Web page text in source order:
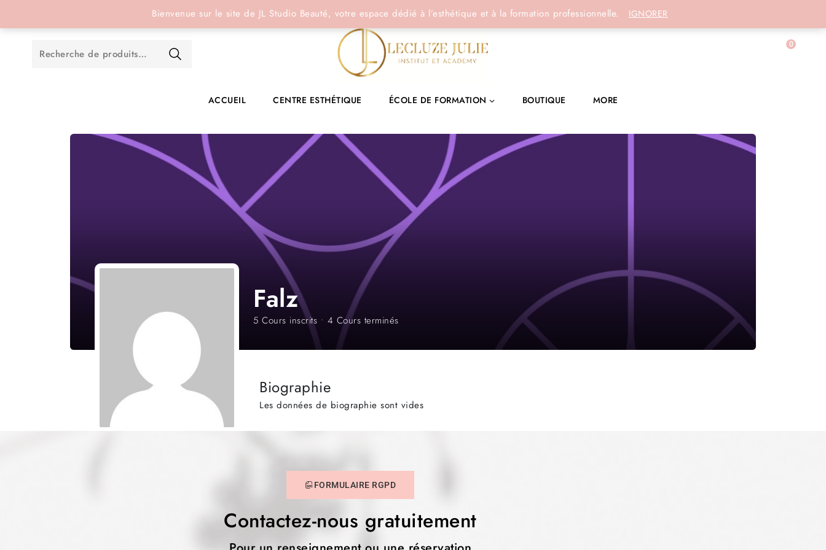
Bienvenue sur le site de JL Studio Beauté, votre espace dédié à l’esthétique et à la formation professionnelle. IGNORER
0
ACCUEIL CENTRE ESTHÉTIQUE ÉCOLE DE FORMATION BOUTIQUE MORE
Falz
5 Cours inscrits • 4 Cours terminés
Biographie
Les données de biographie sont vides
FORMULAIRE RGPD
Contactez-nous gratuitement